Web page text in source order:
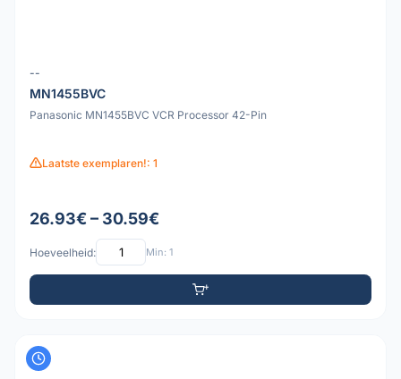
--
MN1455BVC
Panasonic MN1455BVC VCR Processor 42-Pin
Laatste exemplaren!: 1
26.93€ – 30.59€
Hoeveelheid: Min: 1